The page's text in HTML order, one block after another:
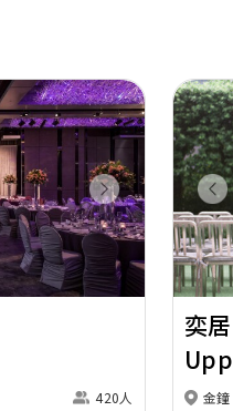
Next
420人
奕居
金鐘